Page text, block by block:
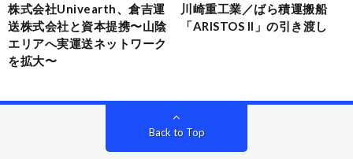
株式会社Univearth、倉吉運
送株式会社と資本提携〜山陰
エリアへ実運送ネットワーク
を拡大〜
川崎重工業／ばら積運搬船
「ARISTOS II」の引き渡し
Back to Top